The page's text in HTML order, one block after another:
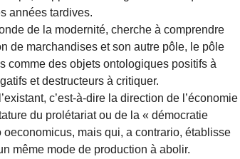
années tardives.
de la modernité, cherche à comprendre
de marchandises et son autre pôle, le pôle
comme des objets ontologiques positifs à
et destructeurs à critiquer.
c’est-à-dire la direction de l’économie
du prolétariat ou de la « démocratie
oeconomicus, mais qui, a contrario, établisse
même mode de production à abolir.